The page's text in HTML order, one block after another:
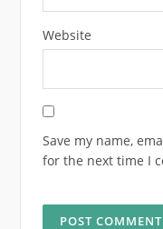
Website
Save my name,
for the next time I